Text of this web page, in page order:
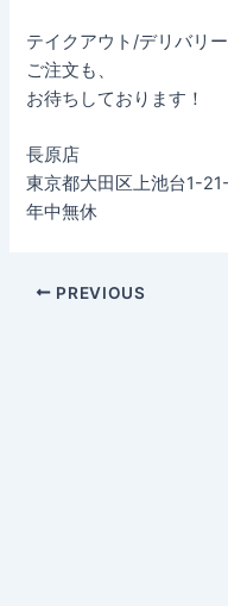
テイクアウト/デリバリ
ご注文も、
お待ちしております！
長原店
東京都大田区上池台1-
年中無休
PREVIOUS